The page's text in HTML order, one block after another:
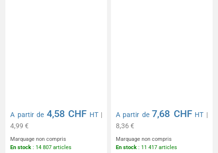
A partir de 4,58 CHF HT|
4,99 €
Marquage non compris
En stock : 14 807 articles
A partir de 7,68 CHF HT |
8,36 €
Marquage non compris
En stock : 11 417 articles